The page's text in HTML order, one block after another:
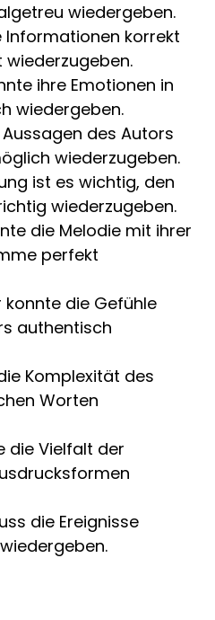
wiedergeben.
Informationen korrekt
ihre Emotionen in
wiedergeben.
des Autors
wiederzugeben.
ist es wichtig, den
wiederzugeben.
die Melodie mit ihrer
perfekt
konnte die Gefühle
authentisch
Komplexität des
Worten
die Vielfalt der
die Ereignisse